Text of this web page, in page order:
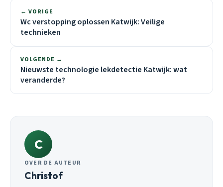
← VORIGE
Wc verstopping oplossen Katwijk: Veilige
technieken
VOLGENDE →
Nieuwste technologie lekdetectie Katwijk: wat
veranderde?
C
OVER DE AUTEUR
Christof